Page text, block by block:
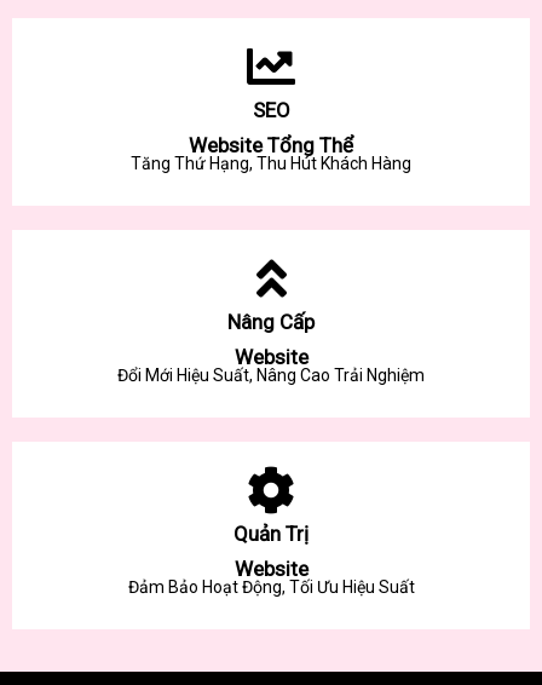
SEO
Website Tổng Thể
Tăng Thứ Hạng, Thu Hút Khách Hàng
Nâng Cấp
Website
Đổi Mới Hiệu Suất, Nâng Cao Trải Nghiệm
Quản Trị
Website
Đảm Bảo Hoạt Động, Tối Ưu Hiệu Suất